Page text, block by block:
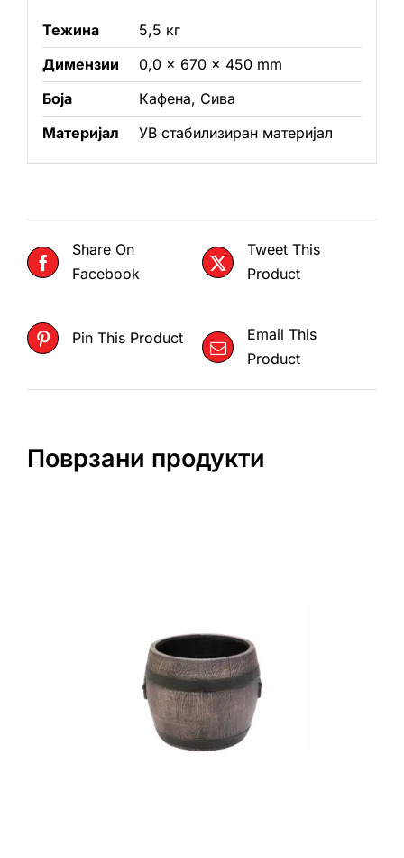
Тежина
5,5 кг
Димензии
0,0 × 670 × 450 mm
Боја
Кафена, Сива
Материјал
УВ стабилизиран материјал
Share On
Facebook
Tweet This
Product
Pin This Product
Email This
Product
Поврзани продукти